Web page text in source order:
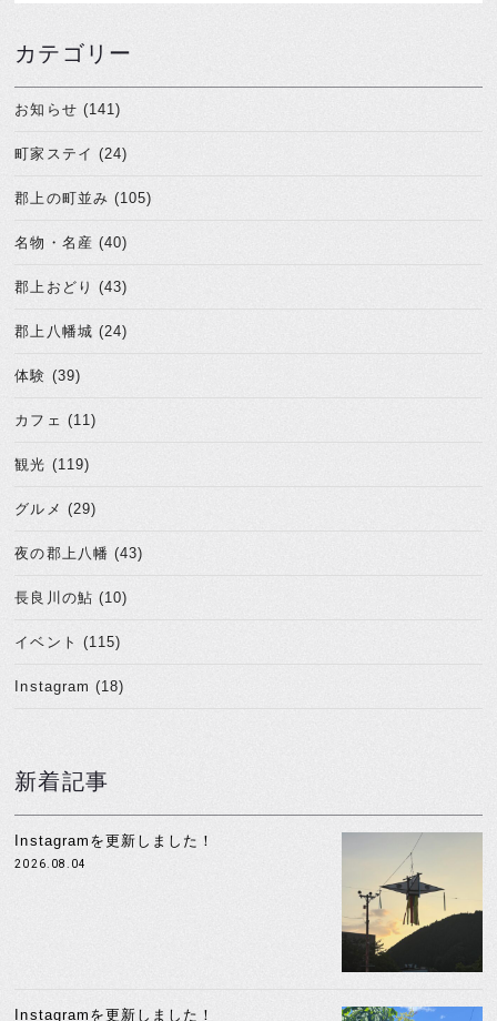
カテゴリー
お知らせ (141)
町家ステイ (24)
郡上の町並み (105)
名物・名産 (40)
郡上おどり (43)
郡上八幡城 (24)
体験 (39)
カフェ (11)
観光 (119)
グルメ (29)
夜の郡上八幡 (43)
長良川の鮎 (10)
イベント (115)
Instagram (18)
新着記事
Instagramを更新しました！
2026.08.04
Instagramを更新しました！